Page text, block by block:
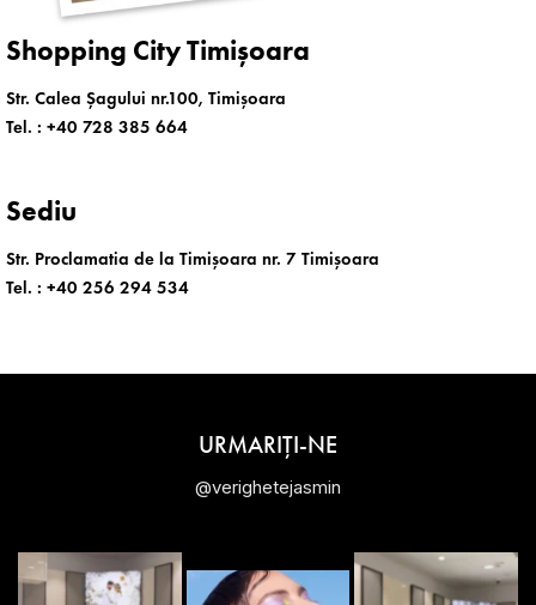
Shopping City Timișoara
Str. Calea Șagului nr.100, Timișoara
Tel. : +40 728 385 664
Sediu
Str. Proclamatia de la Timișoara nr. 7 Timișoara
Tel. : +40 256 294 534
URMARIȚI-NE
@verighetejasmin